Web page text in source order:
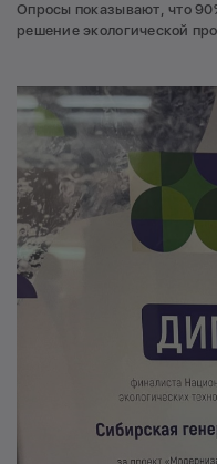
Опросы показывают, что
решение экологической